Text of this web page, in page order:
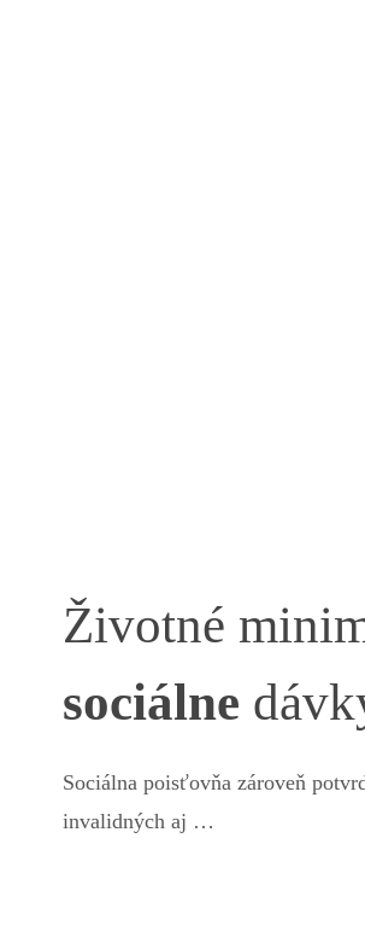
Životné
sociálne
Sociálna poisťovňa zároveň
invalidných aj …